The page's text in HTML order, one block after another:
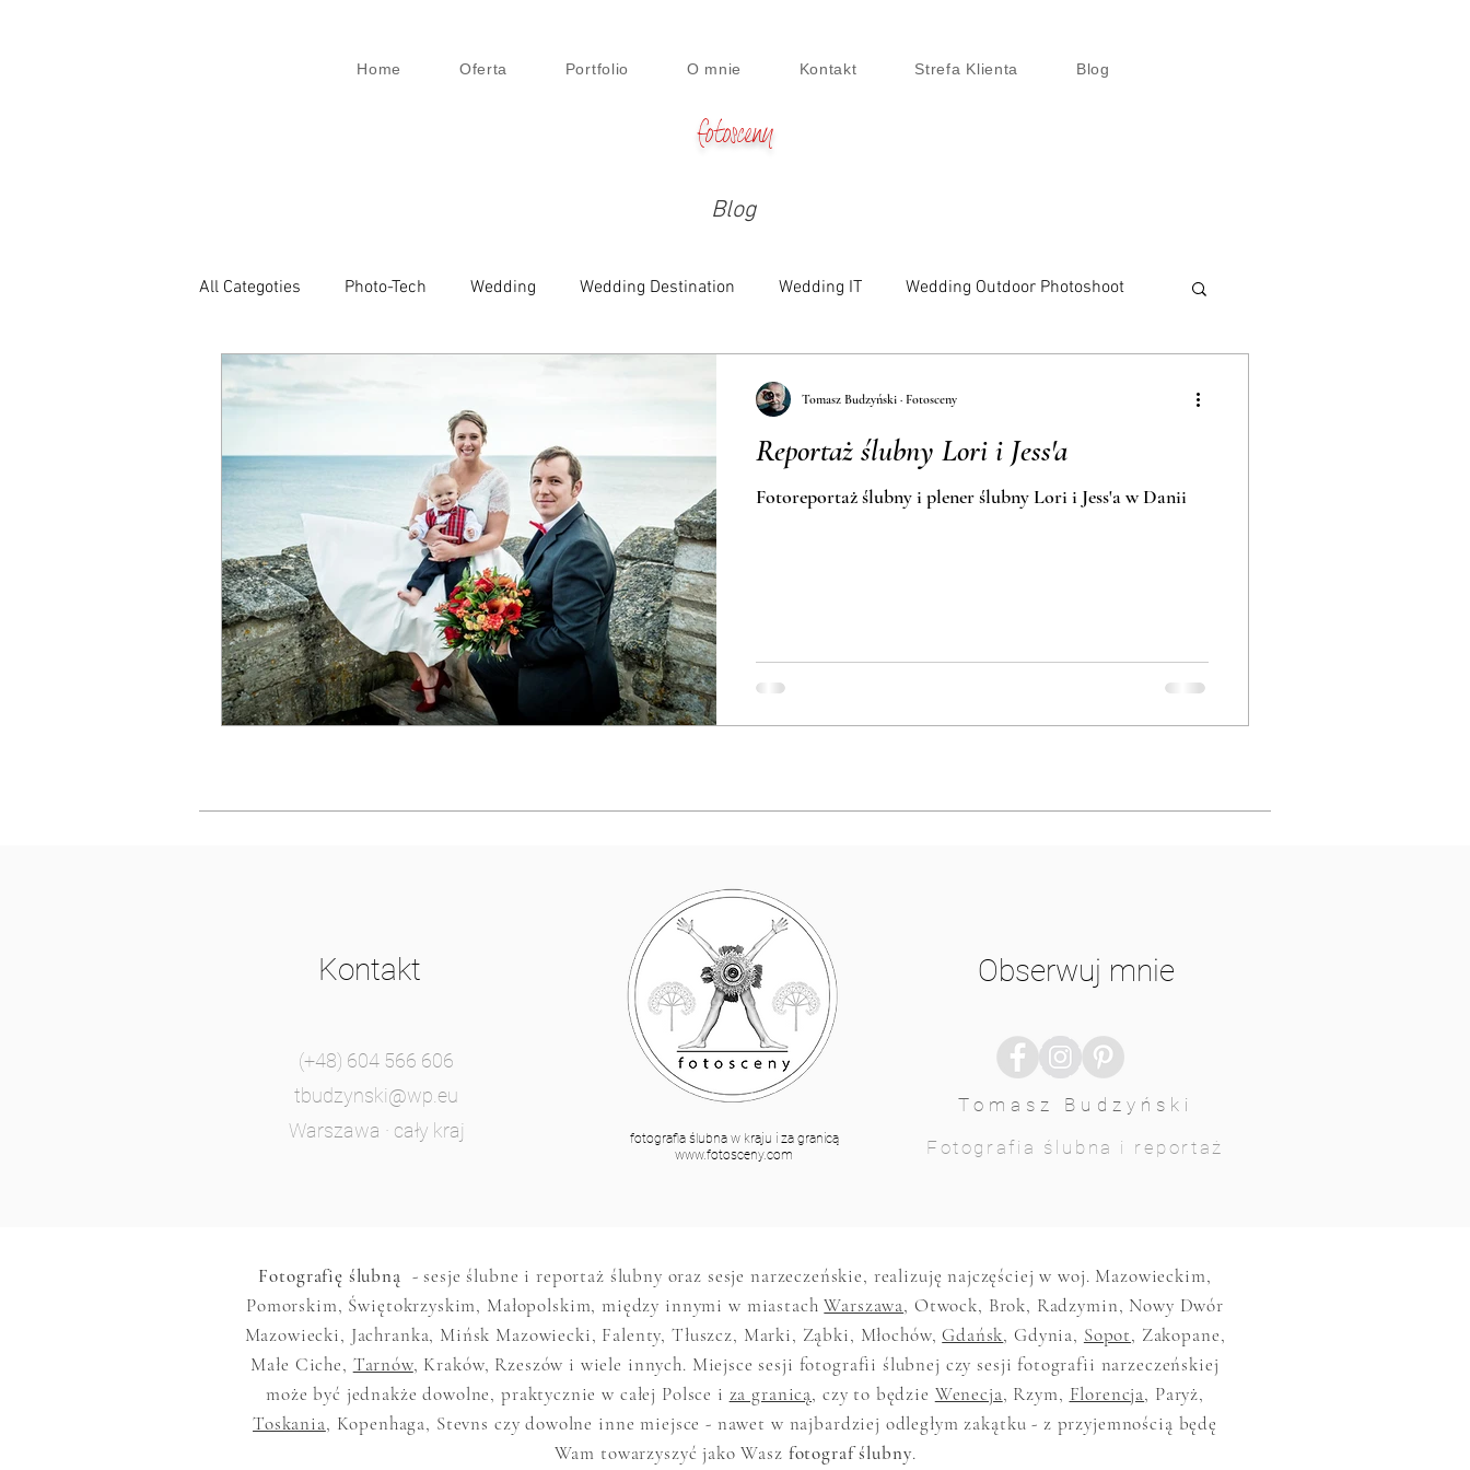
Home Oferta Portfolio O mnie Kontakt Strefa Klienta Blog
fotosceny
Blog
All Categoties Photo-Tech Wedding Wedding Destination Wedding IT Wedding Outdoor Photoshoot
Wedding PL
Architecture Event Business Session Food Maternity
Reportaż ślubny Lori i Jess'a
Fotoreportaż ślubny i plener ślubny Lori i Jess'a w Danii
Tomasz Budzyński · Fotosceny
Kontakt
(+48) 604 566 606
tbudzynski@wp.eu
Warszawa · cały kraj
fotografia ślubna w kraju i za granicą
www.fotosceny.com
Obserwuj mnie
Tomasz Budzyński
Fotografia ślubna i reportaż
Fotografię ślubną - sesje ślubne i reportaż ślubny oraz sesje narzeczeńskie, realizuję najczęściej w woj. Mazowieckim,
Pomorskim, Świętokrzyskim, Małopolskim, między innymi w miastachWarszawa, Otwock, Brok, Radzymin, Nowy Dwór
Mazowiecki, Jachranka, Mińsk Mazowiecki, Falenty, Tłuszcz, Marki, Ząbki, Młochów,Gdańsk, Gdynia, Sopot, Zakopane,
Małe Ciche, Tarnów, Kraków, Rzeszów i wiele innych. Miejsce sesji fotografii ślubnej czy sesji fotografii narzeczeńskiej
może być jednakże dowolne, praktycznie w całej Polsce i za granicą, czy to będzie Wenecja, Rzym, Florencja, Paryż,
Toskania, Kopenhaga, Stevns czy dowolne inne miejsce - nawet w najbardziej odległym zakątku - z przyjemnością będę
Wam towarzyszyć jako Wasz fotograf ślubny.